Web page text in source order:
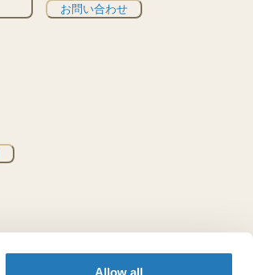
Allow all
お問い合わせ